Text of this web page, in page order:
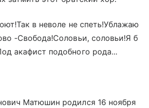
в неволе не спеть!Ублажаю
-Свобода!Соловьи, соловьи!Я б
акафист подобного рода...
Матюшин родился 16 ноября